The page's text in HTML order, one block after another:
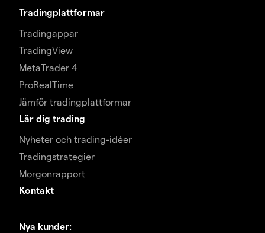
Tradingplattformar
Tradingappar
TradingView
MetaTrader 4
ProRealTime
Jämför tradingplattformar
Lär dig trading
Nyheter och trading-idéer
Tradingstrategier
Morgonrapport
Kontakt
Nya kunder: